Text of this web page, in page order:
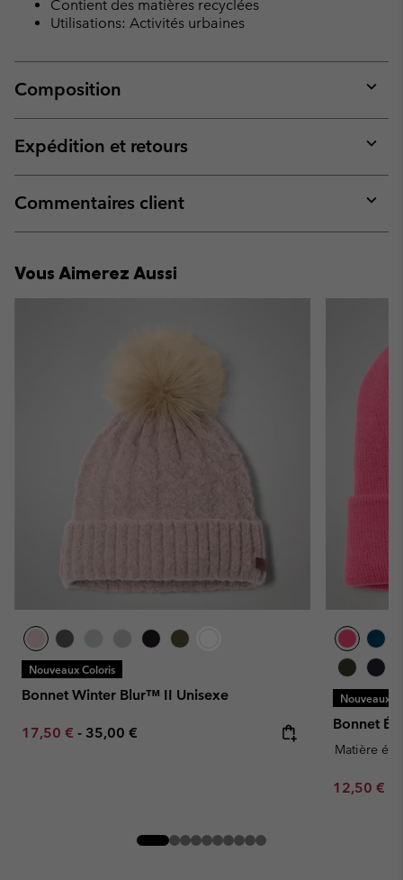
Contient des matières recyclées
Utilisations: Activités urbaines
Composition
or
Expédition et retours
or
Commentaires client
or
Vous Aimerez Aussi
Nouveaux Coloris
Bonnet Winter Blur™ II Unisexe
Minimum sale price:
17,50 € - Maximum price:
35,00 €
Nouveaux
Bonnet
Matière
Minimum
12,50 €